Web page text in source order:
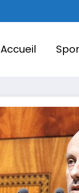
Accueil